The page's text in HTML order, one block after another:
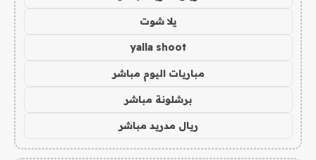
يلا شوت
yalla shoot
مباريات اليوم مباشر
برشلونة مباشر
ريال مدريد مباشر